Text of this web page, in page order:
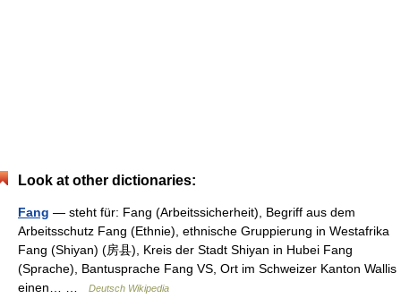
Look at other dictionaries:
Fang — steht für: Fang (Arbeitssicherheit), Begriff aus dem
Arbeitsschutz Fang (Ethnie), ethnische Gruppierung in Westafrika
Fang (Shiyan) (房县), Kreis der Stadt Shiyan in Hubei Fang
(Sprache), Bantusprache Fang VS, Ort im Schweizer Kanton Wallis
einen… …
Deutsch Wikipedia